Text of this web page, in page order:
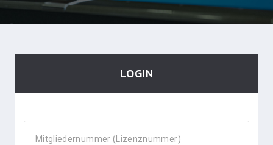
LOGIN
Mitgliedernummer (Lizenznummer)